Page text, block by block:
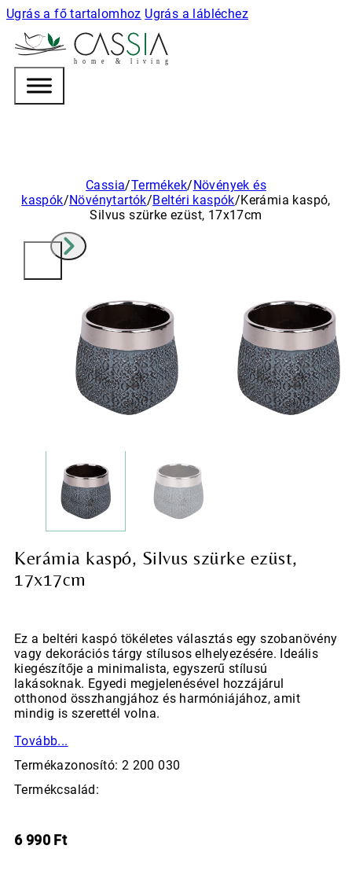
Ugrás a fő tartalomhoz Ugrás a lábléchez
h o m e & l i v i n g
Cassia/Termékek/Növények és
kaspók/Növénytartók/Beltéri kaspók/Kerámia kaspó,
Silvus szürke ezüst, 17x17cm
Kerámia kaspó, Silvus szürke ezüst,
17x17cm
Ez a beltéri kaspó tökéletes választás egy szobanövény
vagy dekorációs tárgy stílusos elhelyezésére. Ideális
kiegészítője a minimalista, egyszerű stílusú
lakásoknak. Egyedi megjelenésével hozzájárul
otthonod összhangjához és harmóniájához, amit
mindig is szerettél volna.
Tovább...
Termékazonosító: 2 200 030
Termékcsalád:
6 990 Ft